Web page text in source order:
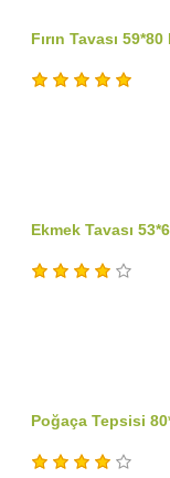
Fırın Tavası
Ekmek Tavası
Poğaça Tepsisi